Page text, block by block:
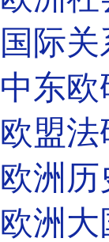
国际
中东欧
欧盟法
欧洲历
欧洲大